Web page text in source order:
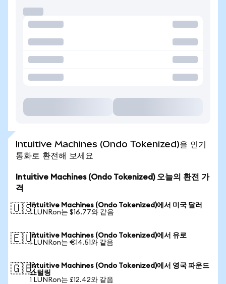
Intuitive Machines (Ondo Tokenized)을 인기
통화로 환전해 보세요
Intuitive Machines (Ondo Tokenized) 오늘의 환전 가
격
🇺🇸Intuitive Machines (Ondo Tokenized)에서 미국 달러
1 LUNRon는 $16.77와 같음
🇪🇺Intuitive Machines (Ondo Tokenized)에서 유로
1 LUNRon는 €14.51와 같음
🇬🇧Intuitive Machines (Ondo Tokenized)에서 영국 파운드
스털링
1 LUNRon는 £12.42와 같음